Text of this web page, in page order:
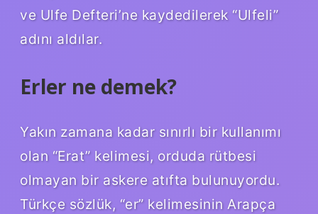
ve Ulfe Defteri’ne kaydedilerek “Ulfeli”
adını aldılar.
Erler ne demek?
Yakın zamana kadar sınırlı bir kullanımı
olan “Erat” kelimesi, orduda rütbesi
olmayan bir askere atıfta bulunuyordu.
Türkçe sözlük, “er” kelimesinin Arapça